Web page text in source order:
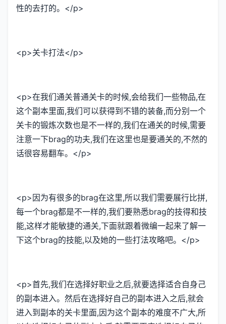
性的去打的。</p>
<p>关卡打法</p>
<p>在我们通关普通关卡的时候,会给我们一些物品,在
这个副本里面,我们可以获得到不错的装备,而分别一个
关卡的锻炼次数也是不一样的,我们在通关的时候,需要
注意一下brag的功夫,我们在这里也是要通关的,不然的
话很容易翻车。</p>
<p>因为有很多的brag在这里,所以我们需要展行比拼,
每一个brag都是不一样的,我们要熟悉brag的技得和技
能,这样才能敏捷的通关,下面就跟着微编一起来了解一
下这个brag的技能,以及她的一些打法攻略吧。</p>
<p>首先,我们在选择好职业之后,就要选择适合自身己
的副本进入。然后在选择好自己的副本进入之后,就会
进入到副本的关卡里面,因为这个副本的难度不广大,所